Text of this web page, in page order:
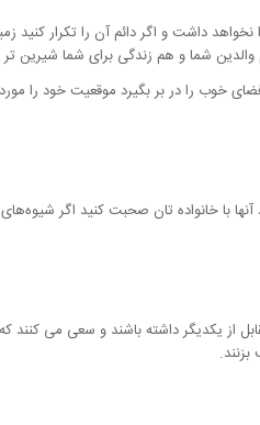
داشت و اگر دائم آن را تکرار کنید
شما و هم زندگی برای شما شیرین تر
خوب را در بر بگیرد موقعیت خود را
خانواده تان صحبت کنید اگر شیوه‌های
یکدیگر داشته باشند و سعی می کنند که